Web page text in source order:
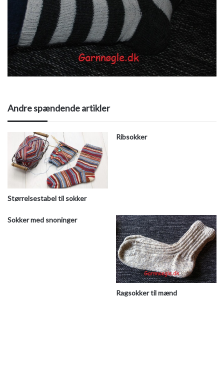
Andre spændende artikler
Størrelsestabel til sokker
Ribsokker
Sokker med snoninger
Ragsokker til mænd